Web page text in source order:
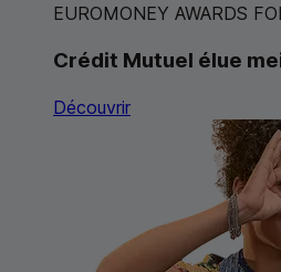
EUROMONEY AWARDS
Crédit Mutuel élue
Découvrir